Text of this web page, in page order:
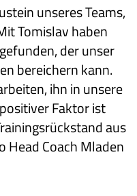
unseres Teams,
Tomislav haben
der unser
bereichern kann.
ihn in unsere
Faktor ist
aus
Head Coach Mladen